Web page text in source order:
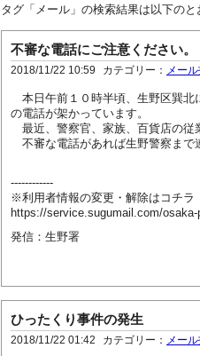
タグ「メール」の検索結果は以下のと
不審な電話にご注意ください。
2018/11/22 10:59 カテゴリー： メー
本日午前１０時半頃、生野区巽北
の電話が架かっています。
最近、警察官、家族、百貨店の従
不審な電話があれば生野警察まで
------------
※利用者情報の変更・解除はコチラ
https://service.sugumail.com/
発信：生野署
ひったくり事件の発生
2018/11/22 01:42 カテゴリー： メー